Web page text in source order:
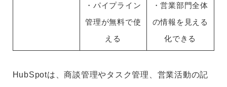
・パイプライン
管理が無料で使
える
・営業部門全体
の情報を見える
化できる
HubSpotは、商談管理やタスク管理、営業活動の記